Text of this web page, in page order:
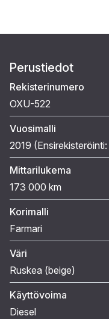
Perustiedot
Rekisterinumero
OXU-522
Vuosimalli
2019 (Ensirekisteröinti:
Mittarilukema
173 000 km
Korimalli
Farmari
Väri
Ruskea (beige)
Käyttövoima
Diesel